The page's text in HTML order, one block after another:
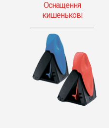
Оснащення
кишенькові